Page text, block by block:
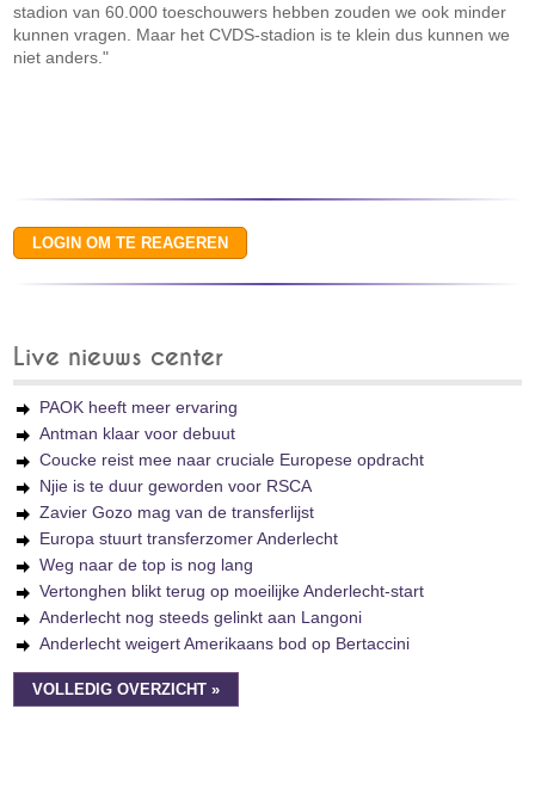
stadion van 60.000 toeschouwers hebben zouden we ook minder
kunnen vragen. Maar het CVDS-stadion is te klein dus kunnen we
niet anders."
Live nieuws center
PAOK heeft meer ervaring
Antman klaar voor debuut
Coucke reist mee naar cruciale Europese opdracht
Njie is te duur geworden voor RSCA
Zavier Gozo mag van de transferlijst
Europa stuurt transferzomer Anderlecht
Weg naar de top is nog lang
Vertonghen blikt terug op moeilijke Anderlecht-start
Anderlecht nog steeds gelinkt aan Langoni
Anderlecht weigert Amerikaans bod op Bertaccini
VOLLEDIG OVERZICHT »